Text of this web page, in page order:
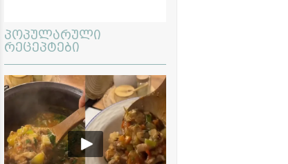
პოპულარული
რეცეპტები